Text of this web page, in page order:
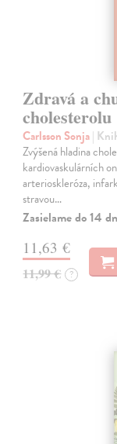
Zdravá a
cholesterolu
Carlsson Sonja|
Zvýšená hladina
kardiovaskulárních
arterioskleróza,
stravou…
Zasielame do 14
11,63 €
11,99 € ?